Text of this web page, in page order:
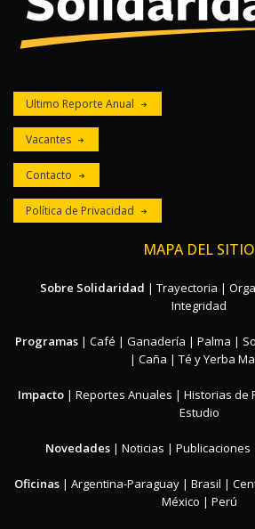
Ultimo Reporte Anual
Vacantes
Contacto
Política de Privacidad
MAPA DEL SITIO
Sobre Solidaridad | Trayectoria |
Integridad
Programas | Café | Ganadería | Palma |
| Caña | Té y Yerba
Impacto | Reportes Anuales | Historias de
Estudio
Novedades| Noticias | Publicaciones
Oficinas | Argentina-Paraguay | Brasil |
México | Perú